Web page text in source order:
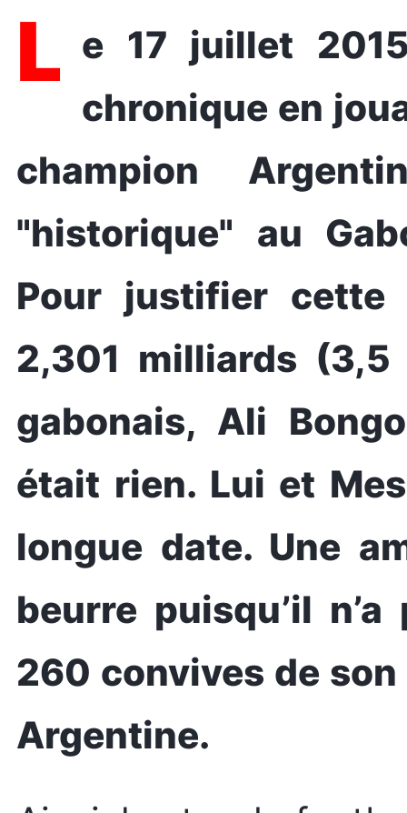
L e 17 juillet 2015, Ali Bongo défrayait la
chronique en
champion
"historique" au
Pour justifier cette
2,301 milliards (3,5
gabonais, Ali
était rien. Lui et
longue date. Une
beurre puisqu’il
260 convives de
Argentine.